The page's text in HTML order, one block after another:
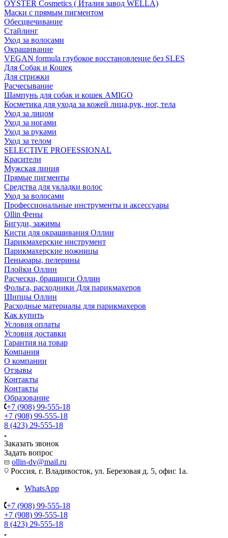
OYSTER Cosmetics ( Италия завод WELLA)
Маски с прямым пигментом
Обесцвечивание
Стайлинг
Уход за волосами
Окрашивание
VEGAN formula глубокое восстановление без SLES
Для Собак и Кошек
Для стрижки
Расчесывание
Шампунь для собак и кошек AMIGO
Косметика для ухода за кожей лица,рук, ног, тела
Уход за лицом
Уход за ногами
Уход за руками
Уход за телом
SELECTIVE PROFESSIONAL
Красители
Мужская линия
Прямые пигменты
Средства для укладки волос
Уход за волосами
Профессиональные инструменты и аксессуары
Ollin Фены
Бигуди, зажимы
Кисти для окрашивания Оллин
Парикмахерские инструмент
Парикмахерские ножницы
Пеньюары, пелерины
Плойки Оллин
Расчески, брашинги Оллин
Фольга, расходники Для парикмахеров
Щипцы Оллин
Расходные материалы для парикмахеров
Как купить
Условия оплаты
Условия доставки
Гарантия на товар
Компания
О компании
Отзывы
Контакты
Контакты
Образование
+7 (908) 99-555-18
+7 (908) 99-555-18
8 (423) 29-555-18
Заказать звонок
Задать вопрос
ollin-dv@mail.ru
Россия, г. Владивосток, ул. Березовая д. 5, офис 1а.
WhatsApp
+7 (908) 99-555-18
+7 (908) 99-555-18
8 (423) 29-555-18